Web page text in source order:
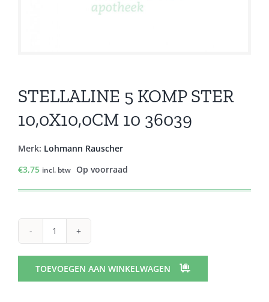
STELLALINE 5 KOMP STER
10,0X10,0CM 10 36039
Merk: Lohmann Rauscher
€3,75 incl. btw Op voorraad
STELLALINE
KOMP
STER
TOEVOEGEN AAN WINKELWAGEN